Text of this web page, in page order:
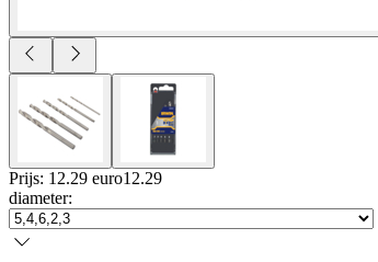
Prijs: 12.29 euro12.29
diameter: